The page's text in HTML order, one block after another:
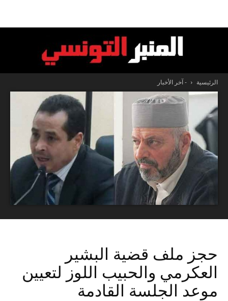
المنبر
التونسي
الرئيسية - آخر الأخبار
حجز ملف قضية البشير
العكرمي والحبيب اللوز لتعيين
موعد الجلسة القادمة